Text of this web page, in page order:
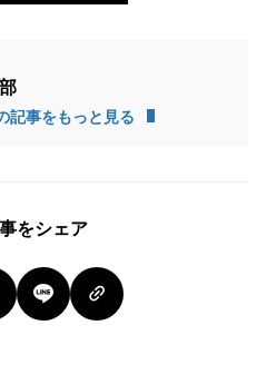
記事をもっと見る
をシェア